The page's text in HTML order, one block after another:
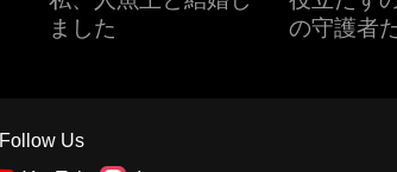
ました
の守護者
Follow Us